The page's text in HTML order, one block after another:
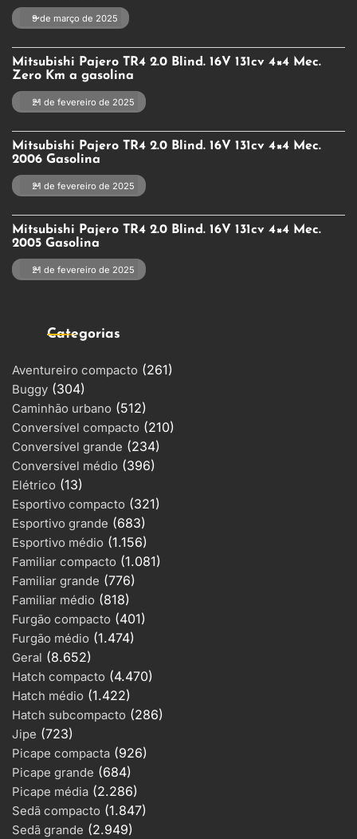
9 de março de 2025
Mitsubishi Pajero TR4 2.0 Blind. 16V 131cv 4×4 Mec.
Zero Km a gasolina
21 de fevereiro de 2025
Mitsubishi Pajero TR4 2.0 Blind. 16V 131cv 4×4 Mec.
2006 Gasolina
21 de fevereiro de 2025
Mitsubishi Pajero TR4 2.0 Blind. 16V 131cv 4×4 Mec.
2005 Gasolina
21 de fevereiro de 2025
Categorias
Aventureiro compacto (261)
Buggy (304)
Caminhão urbano (512)
Conversível compacto (210)
Conversível grande (234)
Conversível médio (396)
Elétrico (13)
Esportivo compacto (321)
Esportivo grande (683)
Esportivo médio (1.156)
Familiar compacto (1.081)
Familiar grande (776)
Familiar médio (818)
Furgão compacto (401)
Furgão médio (1.474)
Geral (8.652)
Hatch compacto (4.470)
Hatch médio (1.422)
Hatch subcompacto (286)
Jipe (723)
Picape compacta (926)
Picape grande (684)
Picape média (2.286)
Sedã compacto (1.847)
Sedã grande (2.949)